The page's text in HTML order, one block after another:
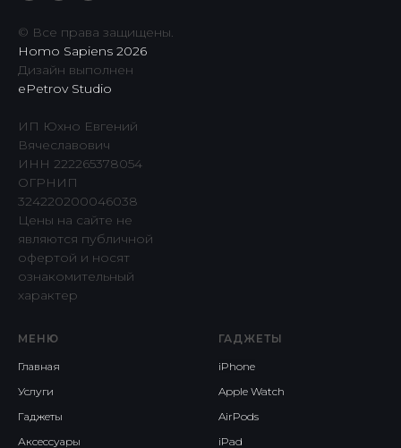
© Все права защищены.
Homo Sapiens 2026
Дизайн выполнен
ePetrov Studio
ИП Юхно Евгений
Вячеславович
ИНН 222265378054
ОГРНИП
324220200046038
Цены на сайте не
являются публичной
офертой и носят
ознакомительный
характер
МЕНЮ
Главная
Услуги
Гаджеты
Аксессуары
ГАДЖЕТЫ
iPhone
Apple Watch
AirPods
iPad